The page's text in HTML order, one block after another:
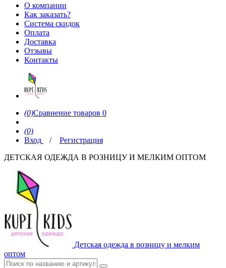
О компании
Как заказать?
Система скидок
Оплата
Доставка
Отзывы
Контакты
(0)Сравнение товаров 0
(0)
Вход
/
Регистрация
ДЕТСКАЯ ОДЕЖДА В РОЗНИЦУ И МЕЛКИМ ОПТОМ
Детская одежда в розницу и мелким
оптом